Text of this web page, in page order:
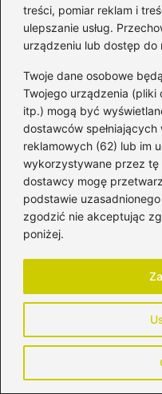
treści, pomiar reklam i
ulepszanie usług.
urządzeniu lub dostęp do
Twoje dane osobowe
Twojego urządzenia
itp.) mogą być
dostawców
reklamowych (62) lub im
wykorzystywane przez
dostawcy mogę
podstawie
zgodzić nie akceptując
poniżej.
jej obawiać?
2026-04-28
Jak